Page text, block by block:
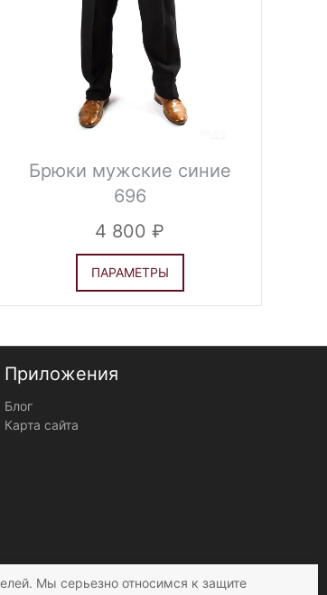
Брюки мужские синие
696
4 800
ПАРАМЕТРЫ
Приложения
Блог
Карта сайта
Мы серьезно относимся к защите